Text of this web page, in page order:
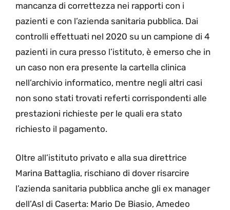
mancanza di correttezza nei rapporti con i
pazienti e con l’azienda sanitaria pubblica. Dai
controlli effettuati nel 2020 su un campione di 4
pazienti in cura presso l’istituto, è emerso che in
un caso non era presente la cartella clinica
nell’archivio informatico, mentre negli altri casi
non sono stati trovati referti corrispondenti alle
prestazioni richieste per le quali era stato
richiesto il pagamento.
Oltre all’istituto privato e alla sua direttrice
Marina Battaglia, rischiano di dover risarcire
l’azienda sanitaria pubblica anche gli ex manager
dell’Asl di Caserta: Mario De Biasio, Amedeo